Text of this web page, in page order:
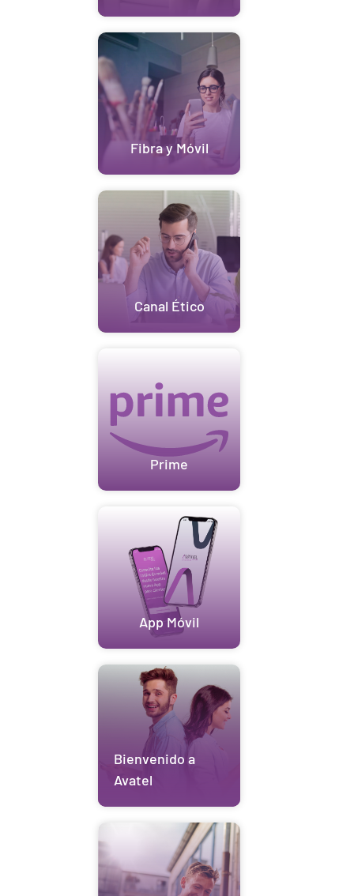
Fibra y Móvil
Canal Ético
Prime
App Móvil
Bienvenido a
Avatel